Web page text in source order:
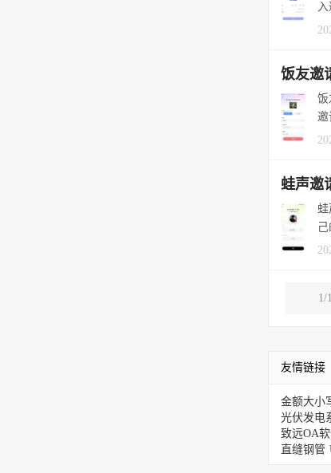
饭友邀
饭
邀
蛙声邀
1/
友情链接
金额大小
光伏发电
致远OA
直缝钢管